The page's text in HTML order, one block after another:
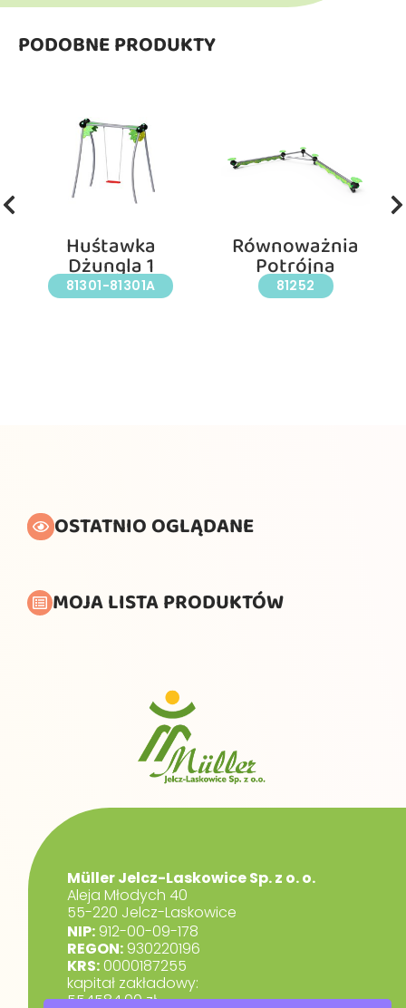
PODOBNE PRODUKTY
Huśtawka
Dżungla 1
81301-81301A
Równoważnia
Potrójna
81252
OSTATNIO OGLĄDANE
MOJA LISTA PRODUKTÓW
Müller Jelcz-Laskowice Sp. z o. o.
Aleja Młodych 40
55-220 Jelcz-Laskowice
NIP: 912-00-09-178
REGON: 930220196
KRS:0000187255
kapitał zakładowy:
554584,00 zł.